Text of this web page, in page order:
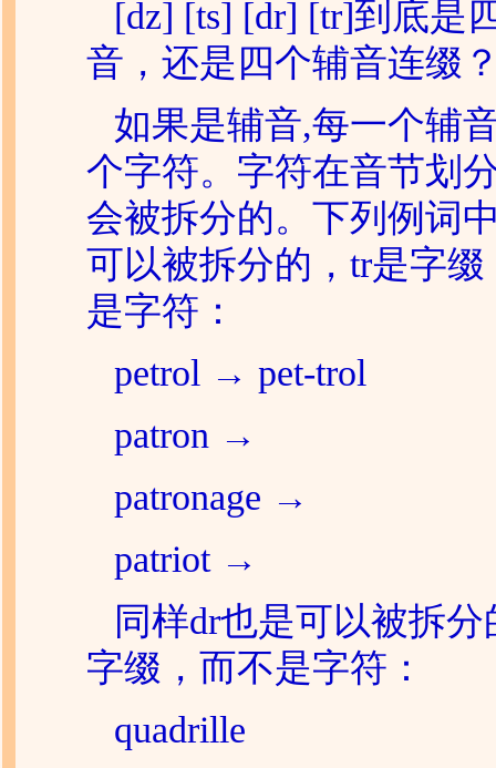
[dz] [ts] [dr] [tr]到底是
音，还是四个辅音连缀
如果是辅音,每一个辅
个字符。字符在音节划
会被拆分的。下列例词
可以被拆分的，tr是字缀
是字符：
petrol → pet-trol
patron →
patronage →
patriot →
同样dr也是可以被拆分
字缀，而不是字符：
quadrille